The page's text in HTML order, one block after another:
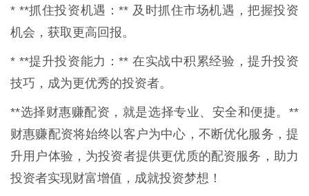
* **抓住投资机遇：** 及时抓住市场机遇，把握投资
机会，获取更高回报。
* **提升投资能力：** 在实战中积累经验，提升投资
技巧，成为更优秀的投资者。
**选择财惠赚配资，就是选择专业、安全和便捷。**
财惠赚配资将始终以客户为中心，不断优化服务，提
升用户体验，为投资者提供更优质的配资服务，助力
投资者实现财富增值，成就投资梦想！